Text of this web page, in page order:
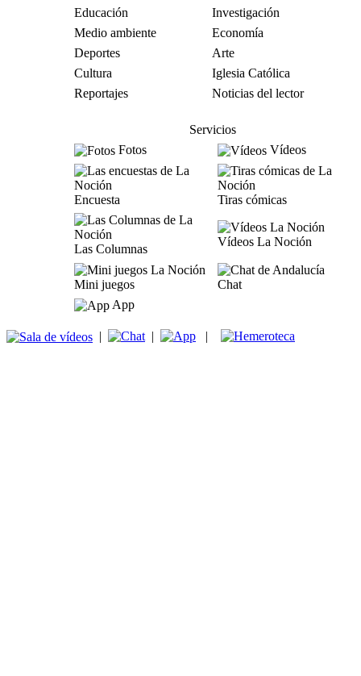
Educación
Investigación
Medio ambiente
Economía
Deportes
Arte
Cultura
Iglesia Católica
Reportajes
Noticias del lector
Servicios
Fotos
Vídeos
Encuesta Tiras cómicas
Las Columnas
Vídeos La Noción
Mini juegos
Chat
App
| | |